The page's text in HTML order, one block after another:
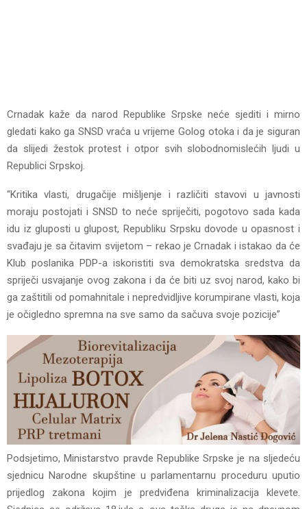
Crnadak kaže da narod Republike Srpske neće sjediti i mirno
gledati kako ga SNSD vraća u vrijeme Golog otoka i da je siguran
da slijedi žestok protest i otpor svih slobodnomislećih ljudi u
Republici Srpskoj.
“Kritika vlasti, drugačije mišljenje i različiti stavovi u javnosti
moraju postojati i SNSD to neće spriječiti, pogotovo sada kada
idu iz gluposti u glupost, Republiku Srpsku dovode u opasnost i
svađaju je sa čitavim svijetom – rekao je Crnadak i istakao da će
Klub poslanika PDP-a iskoristiti sva demokratska sredstva da
spriječi usvajanje ovog zakona i da će biti uz svoj narod, kako bi
ga zaštitili od pomahnitale i nepredvidljive korumpirane vlasti, koja
je očigledno spremna na sve samo da sačuva svoje pozicije”
Podsjetimo, Ministarstvo pravde Republike Srpske je na sljedeću
sjednicu Narodne skupštine u parlamentarnu proceduru uputio
prijedlog zakona kojim je predviđena kriminalizacija klevete.